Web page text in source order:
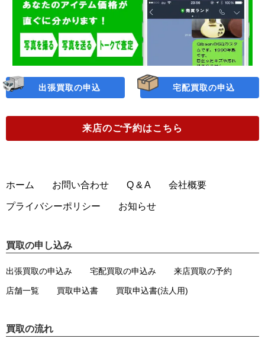
出張買取の申込 宅配買取の申込
来店のご予約はこちら
ホーム お問い合わせ Q & A 会社概要
プライバシーポリシー お知らせ
買取の申し込み
出張買取の申込み 宅配買取の申込み 来店買取の予約
店舗一覧 買取申込書 買取申込書(法人用)
買取の流れ